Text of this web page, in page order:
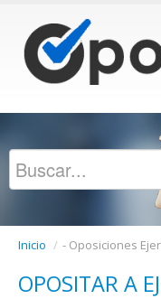
Inicio / - Oposiciones
OPOSITAR A